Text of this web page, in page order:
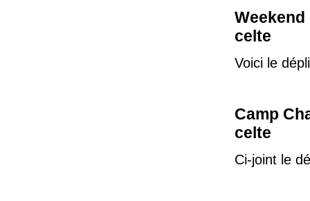
Weekend
celte
Voici le
Camp
celte
Ci-joint le